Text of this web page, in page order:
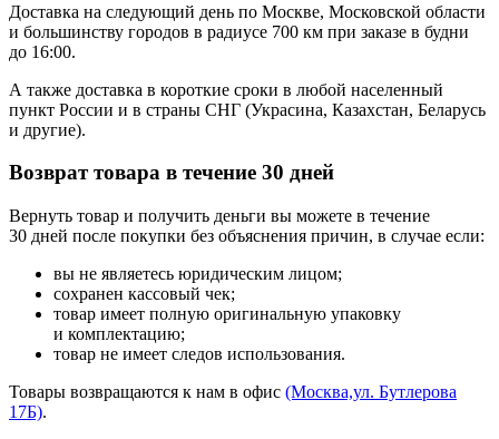
Доставка на следующий день по Москве, Московской области
и большинству городов в радиусе 700 км при заказе в будни
до 16:00.
А также доставка в короткие сроки в любой населенный
пункт России и в страны СНГ (Украсина, Казахстан, Беларусь
и другие).
Возврат товара в течение 30 дней
Вернуть товар и получить деньги вы можете в течение
30 дней после покупки без объяснения причин, в случае если:
вы не являетесь юридическим лицом;
сохранен кассовый чек;
товар имеет полную оригинальную упаковку
и комплектацию;
товар не имеет следов использования.
Товары возвращаются к нам в офис (Москва,ул. Бутлерова
17Б).